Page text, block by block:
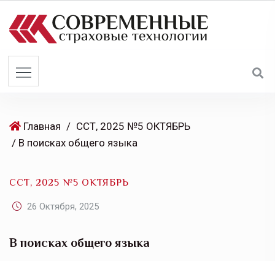
Главная / ССТ, 2025 №5 ОКТЯБРЬ
/ В поисках общего языка
ССТ, 2025 №5 ОКТЯБРЬ
26 Октября, 2025
В поисках общего языка